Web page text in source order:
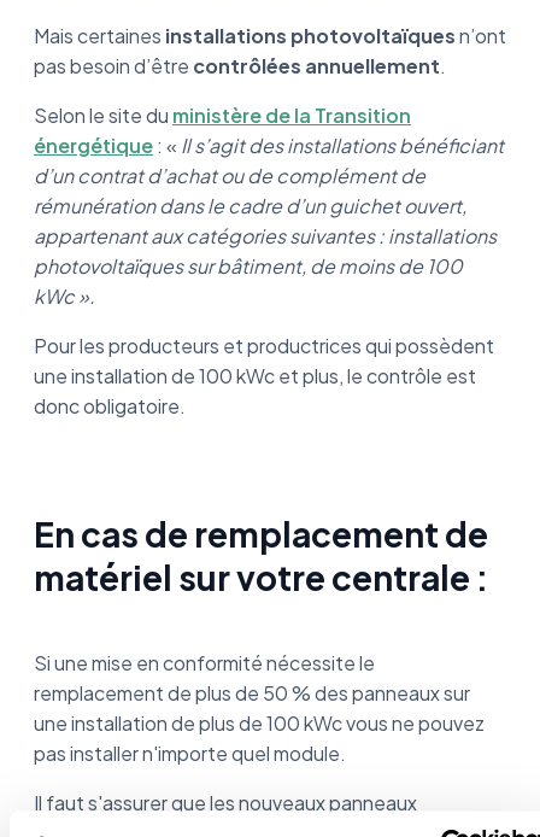
Mais certaines installations photovoltaïquesn’ont
pas besoin d’être contrôlées annuellement.
Selon le site du ministère de la Transition
énergétique: « Il s’agit des installations bénéficiant
d’un contrat d’achat ou de complément de
rémunération dans le cadre d’un guichet ouvert,
appartenant aux catégories suivantes : installations
photovoltaïques sur bâtiment, de moins de 100
kWc ».
Pour les producteurs et productrices qui possèdent
une installation de 100 kWc et plus, le contrôle est
donc obligatoire.
En cas de remplacement de
matériel sur votre centrale :
Si une mise en conformité nécessite le
remplacement de plus de 50 % des panneaux sur
une installation de plus de 100 kWc vous ne pouvez
pas installer n'importe quel module.
Il faut s'assurer que les nouveaux panneaux